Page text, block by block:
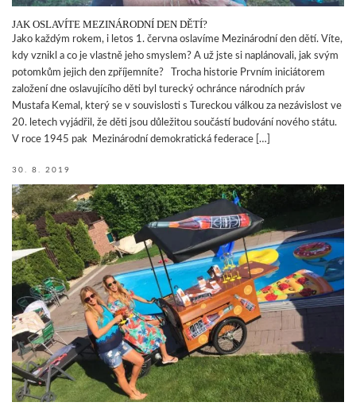
JAK OSLAVÍTE MEZINÁRODNÍ DEN DĚTÍ?
Jako každým rokem, i letos 1. června oslavíme Mezinárodní den dětí. Víte,
kdy vznikl a co je vlastně jeho smyslem? A už jste si naplánovali, jak svým
potomkům jejich den zpříjemníte? Trocha historie Prvním iniciátorem
založení dne oslavujícího děti byl turecký ochránce národních práv
Mustafa Kemal, který se v souvislosti s Tureckou válkou za nezávislost ve
20. letech vyjádřil, že děti jsou důležitou součástí budování nového státu.
V roce 1945 pak Mezinárodní demokratická federace […]
30. 8. 2019